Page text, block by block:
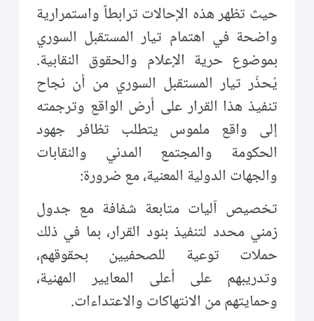
حيث تظهر هذه الإحالات ترابطاً واستمرارية
واضحة في اهتمام تيار المستقبل السوري
بموضوع حرية الإعلام والحقوق النقابية.
يُحذّر تيار المستقبل السوري من أن نجاح
تنفيذ هذا القرار على أرض الواقع وترجمته
إلى واقع ملموس يتطلب تظافر جهود
الحكومة والمجتمع المدني والنقابات
والجهات الدولية المعنية، مع ضرورة:
تخصيص آليات متابعة شفافة مع جدول
زمني محدد لتنفيذ بنود القرار، بما في ذلك
حملات توعية للصحفيين بحقوقهم،
وتدريبهم على أعلى المعايير المهنية،
وحمايتهم من الانتهاكات والاعتداءات.